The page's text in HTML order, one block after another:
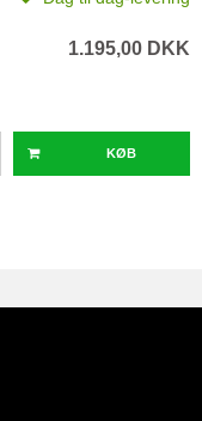
1.195,00 DKK
KØB